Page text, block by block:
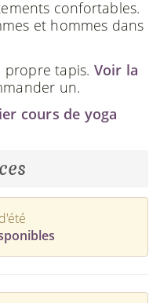
confortables.
et hommes dans
propre tapis. Voir la
un.
cours de yoga